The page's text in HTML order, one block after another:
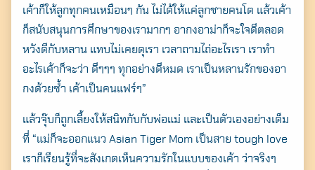
Search
for:
เค้าก็ให้ลูกทุกคนเหมือนๆ กัน ไม่ได้ให้แค่ลูกชายคนโต แล้วเค้า
ก็สนับสนุนการศึกษาของเรามากๆ อากงอาม่าก็จะใจดีตลอด
หวังดีกับหลาน แทบไม่เคยดุเรา เวลาถามไถ่อะไรเรา เราทำ
อะไรเค้าก็จะว่า ดีๆๆๆ ทุกอย่างดีหมด เราเป็นหลานรักของอา
กงด้วยซ้ำ เค้าเป็นคนแฟร์ๆ”
แล้วจุ๊บก็ถูกเลี้ยงให้สนิทกับกับพ่อแม่ และเป็นตัวเองอย่างเต็ม
ที่ “แม่ก็จะออกแนว Asian Tiger Mom เป็นสาย tough love
เราก็เรียนรู้ที่จะสังเกตเห็นความรักในแบบของเค้า ว่าจริงๆ